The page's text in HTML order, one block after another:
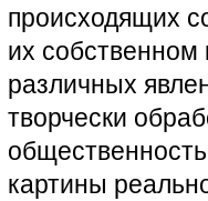
происходящих
их собственном
различных
творчески
картины